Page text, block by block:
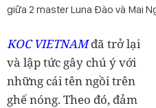
giữa 2 master Luna Đào và Mai
KOC VIETNAMđã trở lại
và lập tức gây chú ý với
những cái tên ngồi trên
ghế nóng. Theo đó, đảm